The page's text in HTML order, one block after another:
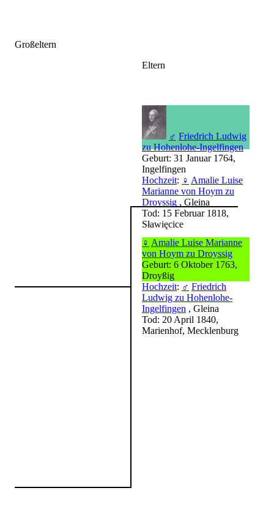
Großeltern
Eltern
♂ Friedrich Ludwig
zu Hohenlohe-Ingelfingen
Geburt: 31 Januar 1764,
Ingelfingen
Hochzeit: ♀ Amalie Luise
Marianne von Hoym zu
Droyssig , Gleina
Tod: 15 Februar 1818,
Sławięcice
♀ Amalie Luise Marianne
von Hoym zu Droyssig
Geburt: 6 Oktober 1763,
Droyßig
Hochzeit: ♂ Friedrich
Ludwig zu Hohenlohe-
Ingelfingen , Gleina
Tod: 20 April 1840,
Marienhof, Mecklenburg